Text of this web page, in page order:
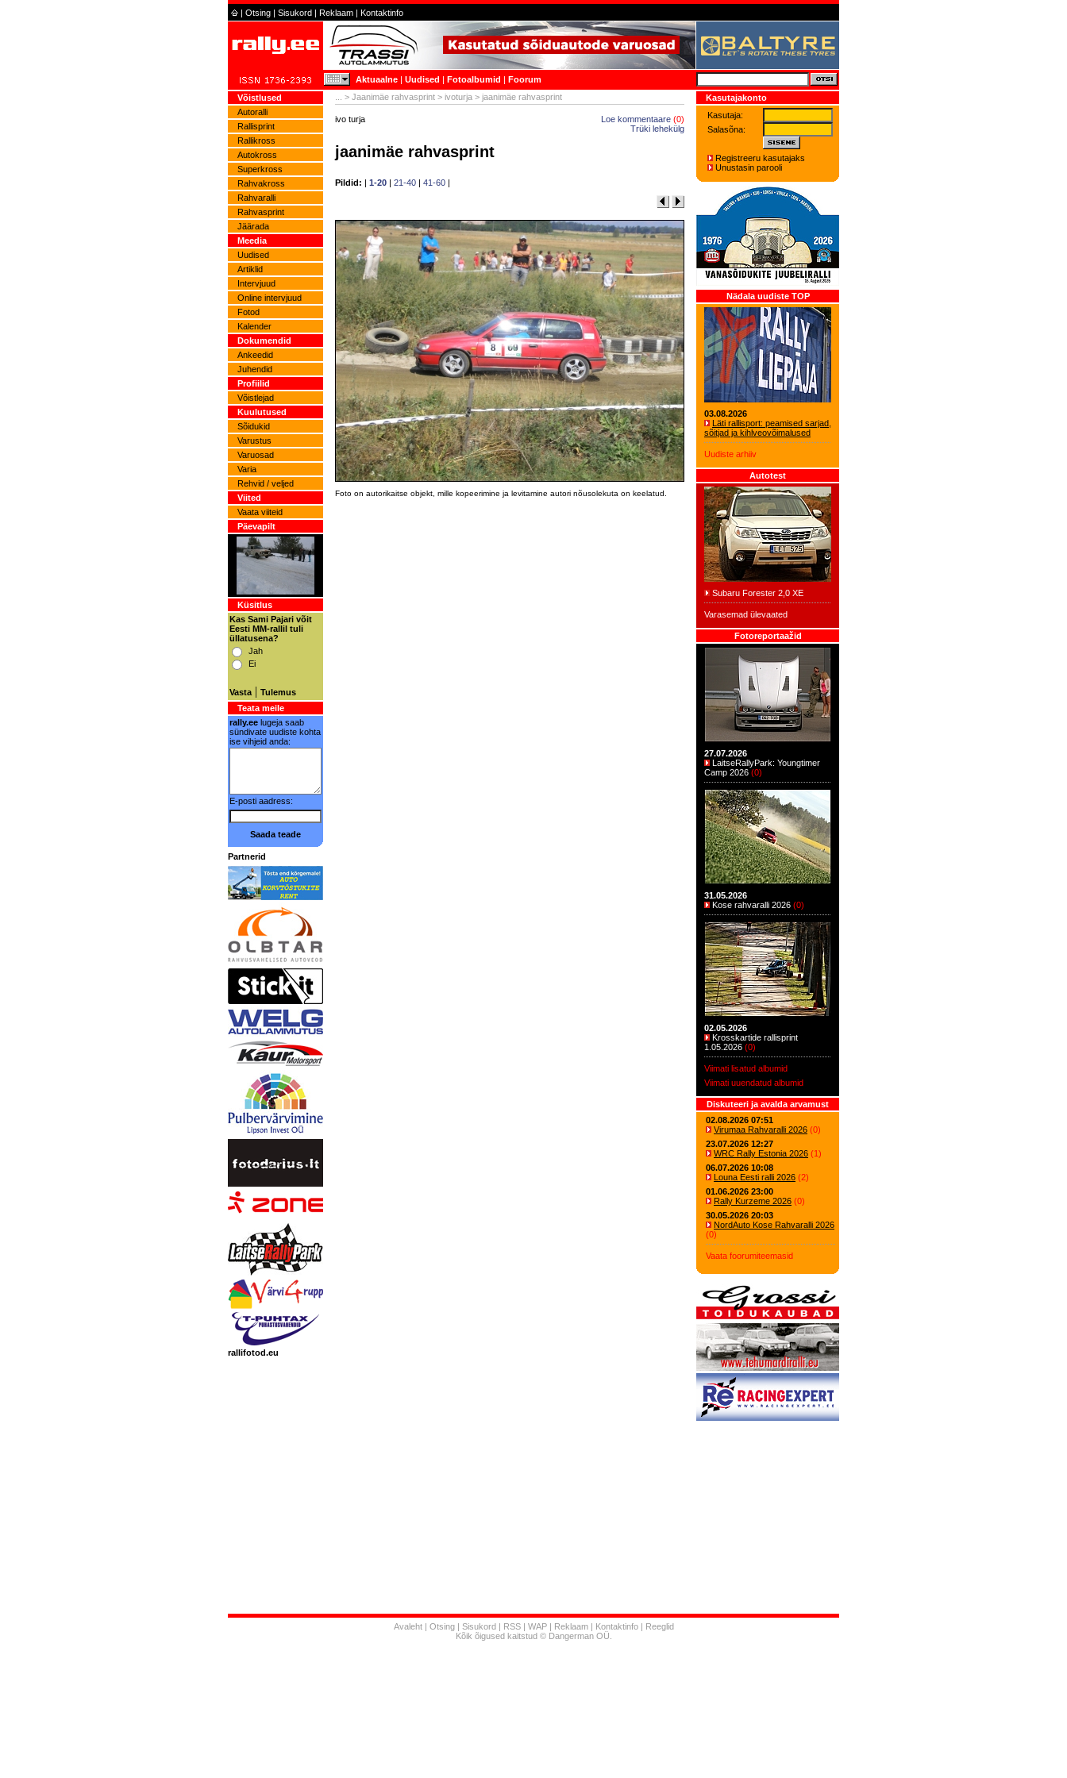
| Otsing | Sisukord | Reklaam | Kontaktinfo
Aktuaalne | Uudised | Fotoalbumid | Foorum
Võistlused
Autoralli
Rallisprint
Rallikross
Autokross
Superkross
Rahvakross
Rahvaralli
Rahvasprint
Jäärada
Meedia
Uudised
Artiklid
Intervjuud
Online intervjuud
Fotod
Kalender
Dokumendid
Ankeedid
Juhendid
Profiilid
Võistlejad
Kuulutused
Sõidukid
Varustus
Varuosad
Varia
Rehvid / veljed
Viited
Vaata viiteid
Päevapilt
Küsitlus
Kas Sami Pajari võit
Eesti MM-rallil tuli
üllatusena?
Jah
Ei
Vasta | Tulemus
Teata meile
rally.ee lugeja saab
sündivate uudiste kohta
ise vihjeid anda:
E-posti aadress:
Saada teade
Partnerid
rallifotod.eu
> Jaanimäe rahvasprint > ivoturja > jaanimäe rahvasprint
ivo turja Loe kommentaare (0)
Trüki lehekülg
jaanimäe rahvasprint
Pildid: | 1-20 | 21-40 | 41-60 |
Foto on autorikaitse objekt, mille kopeerimine ja levitamine autori nõusolekuta on keelatud.
Kasutajakonto
Kasutaja:
Salasõna:
Registreeru kasutajaks
Unustasin parooli
Nädala uudiste TOP
03.08.2026
Läti rallisport: peamised sarjad,
sõitjad ja kihlveovõimalused
Uudiste arhiiv
Autotest
Subaru Forester 2,0 XE
Varasemad ülevaated
Fotoreportaažid
27.07.2026
LaitseRallyPark: Youngtimer
Camp 2026 (0)
31.05.2026
Kose rahvaralli 2026 (0)
02.05.2026
Krosskartide rallisprint
1.05.2026 (0)
Viimati lisatud albumid
Viimati uuendatud albumid
Diskuteeri ja avalda arvamust
02.08.2026 07:51
Virumaa Rahvaralli 2026 (0)
23.07.2026 12:27
WRC Rally Estonia 2026 (1)
06.07.2026 10:08
Louna Eesti ralli 2026 (2)
01.06.2026 23:00
Rally Kurzeme 2026 (0)
30.05.2026 20:03
NordAuto Kose Rahvaralli 2026
(0)
Vaata foorumiteemasid
Avaleht | Otsing| Sisukord | RSS | WAP| Reklaam| Kontaktinfo| Reeglid
Kõik õigused kaitstud © Dangerman OÜ.